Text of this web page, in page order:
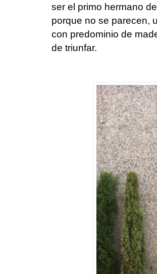
ser el primo hermano de
porque no se parecen,
con predominio de
de triunfar.